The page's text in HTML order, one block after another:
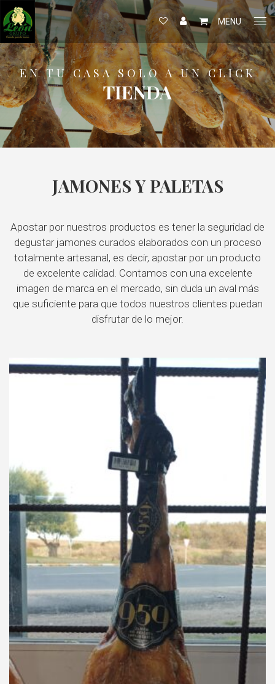
MENU
EN TU CASA SOLO A UN CLICK
TIENDA
JAMONES Y PALETAS
Apostar por nuestros productos es tener la seguridad de
degustar jamones curados elaborados con un proceso
totalmente artesanal, es decir, apostar por un producto
de excelente calidad. Contamos con una excelente
imagen de marca en el mercado, sin duda un aval más
que suficiente para que todos nuestros clientes puedan
disfrutar de lo mejor.